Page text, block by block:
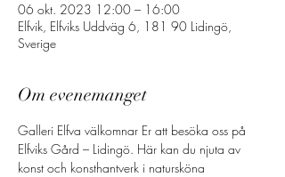
06 okt. 2023 12:00 – 16:00
Elfvik, Elfviks Uddväg 6, 181 90 Lidingö,
Sverige
Om evenemanget
Galleri Elfva välkomnar Er att besöka oss på
Elfviks Gård – Lidingö. Här kan du njuta av
konst och konsthantverk i natursköna